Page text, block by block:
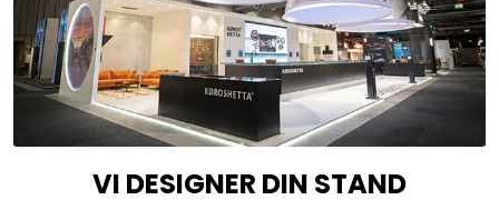
VI DESIGNER DIN STAND